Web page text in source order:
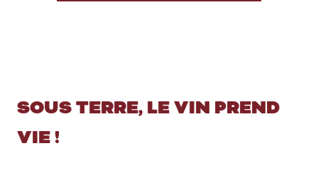
SOUS TERRE, LE VIN PREND
VIE !